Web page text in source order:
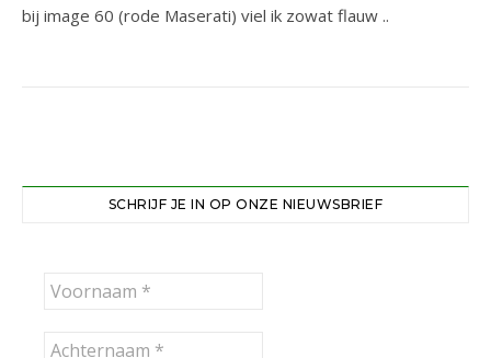
bij image 60 (rode Maserati) viel ik zowat flauw ..
SCHRIJF JE IN OP ONZE NIEUWSBRIEF